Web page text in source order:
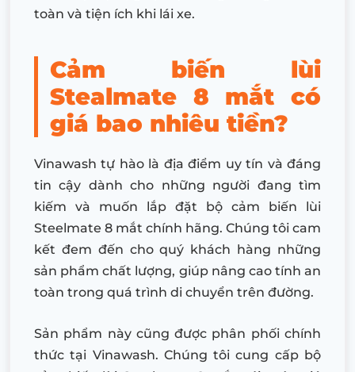
toàn và tiện ích khi lái xe.
Cảm biến lùi
Stealmate 8 mắt có
giá bao nhiêu tiền?
Vinawash tự hào là địa điểm uy tín và đáng
tin cậy dành cho những người đang tìm
kiếm và muốn lắp đặt bộ cảm biến lùi
Steelmate 8 mắt chính hãng. Chúng tôi cam
kết đem đến cho quý khách hàng những
sản phẩm chất lượng, giúp nâng cao tính an
toàn trong quá trình di chuyển trên đường.
Sản phẩm này cũng được phân phối chính
thức tại Vinawash. Chúng tôi cung cấp bộ